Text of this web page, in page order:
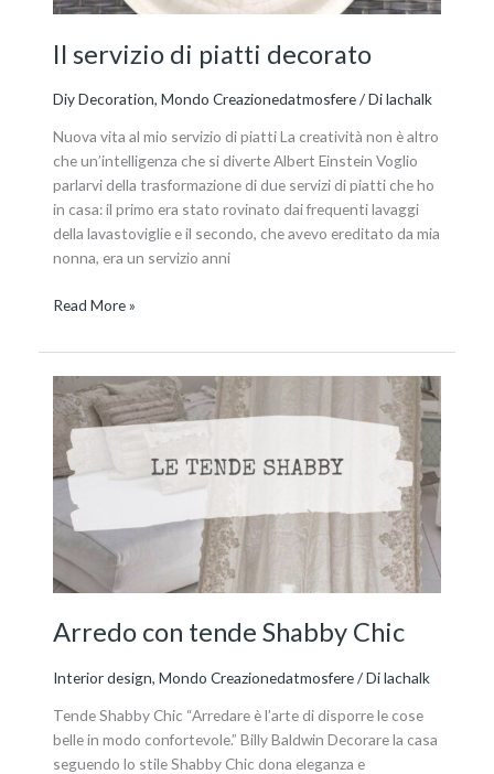
Il servizio di piatti decorato
Diy Decoration,Mondo Creazionedatmosfere/ Dilachalk
Nuova vita al mio servizio di piatti La creatività non è altro
che un’intelligenza che si diverte Albert Einstein Voglio
parlarvi della trasformazione di due servizi di piatti che ho
in casa: il primo era stato rovinato dai frequenti lavaggi
della lavastoviglie e il secondo, che avevo ereditato da mia
nonna, era un servizio anni
Read More »
Arredo con tende Shabby Chic
Interior design,Mondo Creazionedatmosfere/ Dilachalk
Tende Shabby Chic “Arredare è l’arte di disporre le cose
belle in modo confortevole.” Billy Baldwin Decorare la casa
seguendo lo stile Shabby Chic dona eleganza e
Arredo
con
tende
Shabby
Chic